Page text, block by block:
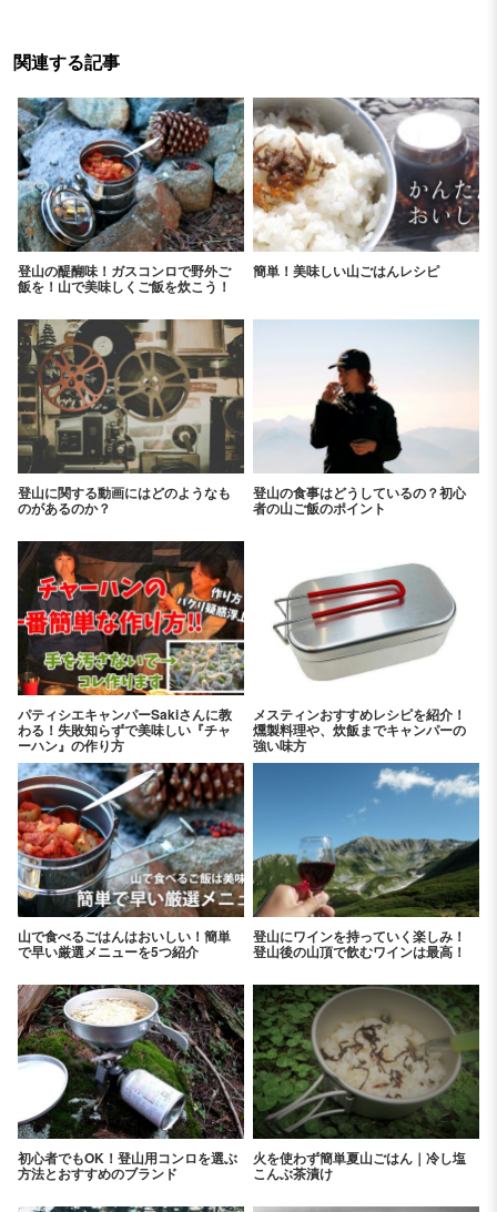
関連する記事
登山の醍醐味！ガスコンロで野外ご
飯を！山で美味しくご飯を炊こう！
簡単！美味しい山ごはんレシピ
登山に関する動画にはどのようなも
のがあるのか？
登山の食事はどうしているの？初心
者の山ご飯のポイント
パティシエキャンパーSakiさんに教
わる！失敗知らずで美味しい『チャ
ーハン』の作り方
メスティンおすすめレシピを紹介！
燻製料理や、炊飯までキャンパーの
強い味方
山で食べるごはんはおいしい！簡単
で早い厳選メニューを5つ紹介
登山にワインを持っていく楽しみ！
登山後の山頂で飲むワインは最高！
初心者でもOK！登山用コンロを選ぶ
方法とおすすめのブランド
火を使わず簡単夏山ごはん｜冷し塩
こんぶ茶漬け